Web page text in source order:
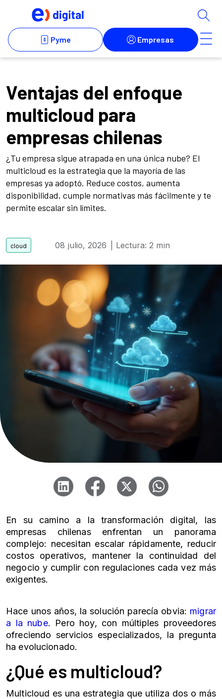
Ventajas del enfoque
multicloud para
empresas chilenas
¿Tu empresa sigue atrapada en una única nube? El
multicloud es la estrategia que la mayoría de las
empresas ya adoptó. Reduce costos, aumenta
disponibilidad, cumple normativas más fácilmente y te
permite escalar sin límites.
08 julio, 2026 | Lectura: 2 min
En su camino a la transformación digital, las
empresas chilenas enfrentan un panorama
complejo: necesitan escalar rápidamente, reducir
costos operativos, mantener la continuidad del
negocio y cumplir con regulaciones cada vez más
exigentes.
Hace unos años, la solución parecía obvia: migrar
a la nube. Pero hoy, con múltiples proveedores
ofreciendo servicios especializados, la pregunta
ha evolucionado.
¿Qué es multicloud?
Multicloud es una estrategia que utiliza dos o más